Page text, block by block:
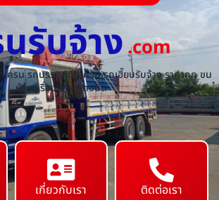
รับจ้าง.com
เครน รถบรรทุกติดเครน รถเฮี๊ยบรับจ้าง ราคาถูก ขน
ย้ายเครื่องจักร ทุกชนิด
เกี่ยวกับเรา ติดต่อเรา